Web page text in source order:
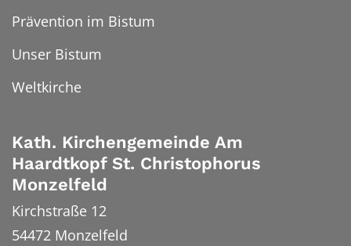
Prävention im Bistum
Unser Bistum
Weltkirche
Kath. Kirchengemeinde Am
Haardtkopf St. Christophorus
Monzelfeld
Kirchstraße 12
54472 Monzelfeld